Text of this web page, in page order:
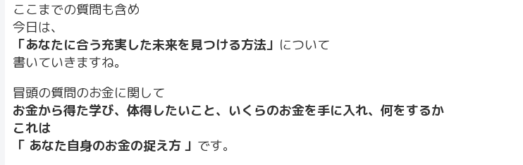
ここまでの質問も含め
今日は、
「あなたに合う充実した未来を見つける方法」 について
書いていきますね。
冒頭の質問のお金に関して
お金から得た学び、体得したいこと、いくらのお金を手に入れ、何をするか
これは
「 あなた自身のお金の捉え方 」 です。